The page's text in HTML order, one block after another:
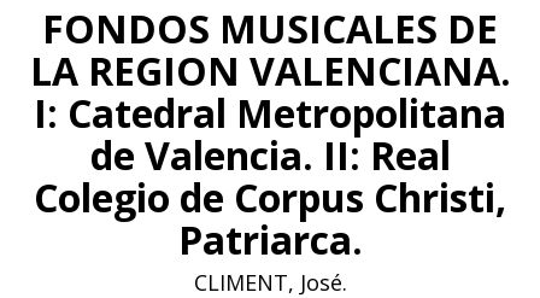
FONDOS MUSICALES DE
LA REGION VALENCIANA.
I: Catedral Metropolitana
de Valencia. II: Real
Colegio de Corpus Christi,
Patriarca.
CLIMENT, José.